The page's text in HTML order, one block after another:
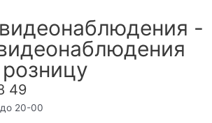
-
49
20-00